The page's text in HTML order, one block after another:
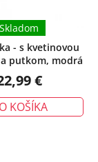
- s kvetinovou
putkom, modrá
Skladom
€
KOŠÍKA